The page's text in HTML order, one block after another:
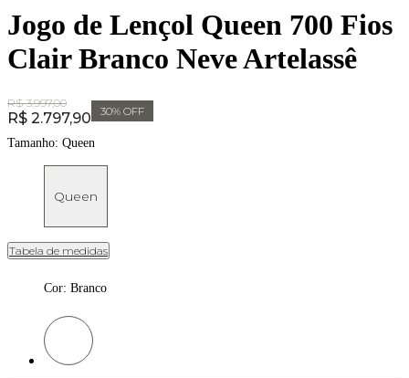
Jogo de Lençol Queen 700 Fios
Clair Branco Neve Artelassê
Original Price:
R$ 3.997,00
Price:
R$ 2.797,90 30% OFF
Tamanho: Queen
Queen
Tabela de medidas
Cor: Branco
Cor: Branco